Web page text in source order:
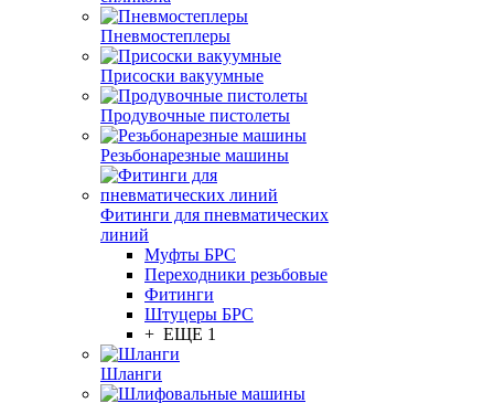
Пневмостеплеры
Присоски вакуумные
Продувочные пистолеты
Резьбонарезные машины
Фитинги для пневматических
линий
Муфты БРС
Переходники резьбовые
Фитинги
Штуцеры БРС
+ ЕЩЕ 1
Шланги